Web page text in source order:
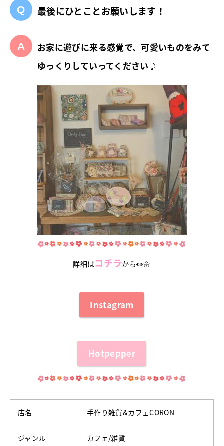
最後にひとことお願いします！
お家に遊びに来る感覚で、可愛いものをみて
ゆっくりしていってください♪
詳細はコチラから👀🌼
Instagram
Hotpepper
店名 手作り雑貨&カフェCORON
ジャンル カフェ/雑貨